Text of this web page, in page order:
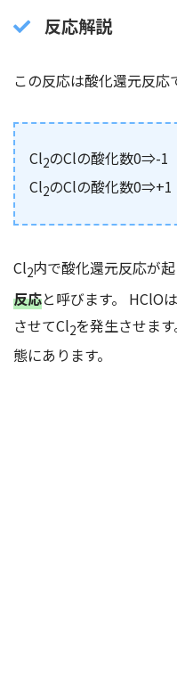
反応解説
この反応は酸化還元反応
Cl2のClの酸化数0⇒-1
Cl2のClの酸化数0⇒+1
Cl2内で酸化還元反応が起
反応と呼びます。 HClOは
させてCl2を発生させま
態にあります。